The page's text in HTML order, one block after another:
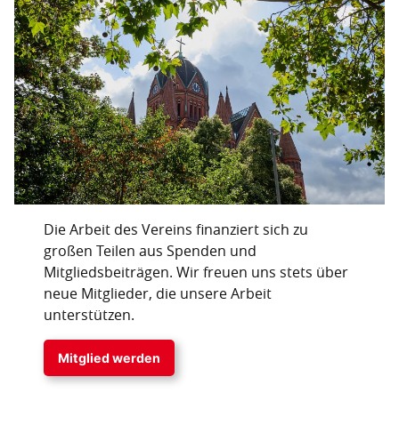
Die Arbeit des Vereins finanziert sich zu
großen Teilen aus Spenden und
Mitgliedsbeiträgen. Wir freuen uns stets über
neue Mitglieder, die unsere Arbeit
unterstützen.
Mitglied werden